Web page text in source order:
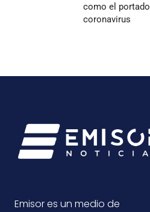
como el
coronavirus
Emisor es un medio de